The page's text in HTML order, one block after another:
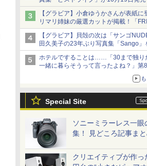
【グラビア】小倉ゆうかさんが表紙に
リマリ姉妹の厳選カットが掲載！「
2026年8⽉21・28日号」本日発売
【グラビア】貝殻の次は「サンゴ
田久美子の23年ぶり写真集「Sango」
に発売
ホテルですることは……「30まで独り
一緒に暮らそうって言ったよね？」第
Special Site
ソニーミラーレス一眼
集！ 見どころ記事ま
クリエイティブが作っ